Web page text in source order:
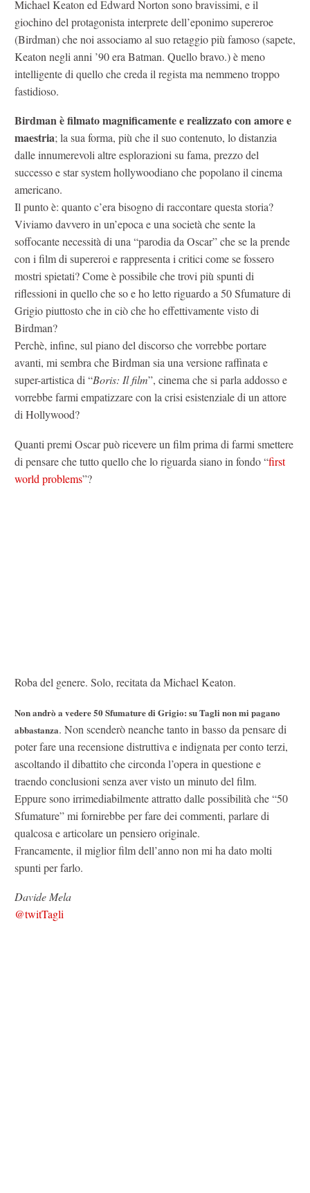
Michael Keaton ed Edward Norton sono bravissimi, e il
giochino del protagonista interprete dell’eponimo supereroe
(Birdman) che noi associamo al suo retaggio più famoso (sapete,
Keaton negli anni ’90 era Batman. Quello bravo.) è meno
intelligente di quello che creda il regista ma nemmeno troppo
fastidioso.
Birdman è filmato magnificamente e realizzato con amore e
maestria; la sua forma, più che il suo contenuto, lo distanzia
dalle innumerevoli altre esplorazioni su fama, prezzo del
successo e star system hollywoodiano che popolano il cinema
americano.
Il punto è: quanto c’era bisogno di raccontare questa storia?
Viviamo davvero in un’epoca e una società che sente la
soffocante necessità di una “parodia da Oscar” che se la prende
con i film di supereroi e rappresenta i critici come se fossero
mostri spietati? Come è possibile che trovi più spunti di
riflessioni in quello che so e ho letto riguardo a 50 Sfumature di
Grigio piuttosto che in ciò che ho effettivamente visto di
Birdman?
Perchè, infine, sul piano del discorso che vorrebbe portare
avanti, mi sembra che Birdman sia una versione raffinata e
super-artistica di “Boris: Il film”, cinema che si parla addosso e
vorrebbe farmi empatizzare con la crisi esistenziale di un attore
di Hollywood?
Quanti premi Oscar può ricevere un film prima di farmi smettere
di pensare che tutto quello che lo riguarda siano in fondo “first
world problems”?
Roba del genere. Solo, recitata da Michael Keaton.
Non andrò a vedere 50 Sfumature di Grigio: su Tagli non mi pagano
abbastanza. Non scenderò neanche tanto in basso da pensare di
poter fare una recensione distruttiva e indignata per conto terzi,
ascoltando il dibattito che circonda l’opera in questione e
traendo conclusioni senza aver visto un minuto del film.
Eppure sono irrimediabilmente attratto dalle possibilità che “50
Sfumature” mi fornirebbe per fare dei commenti, parlare di
qualcosa e articolare un pensiero originale.
Francamente, il miglior film dell’anno non mi ha dato molti
spunti per farlo.
Davide Mela
@twitTagli